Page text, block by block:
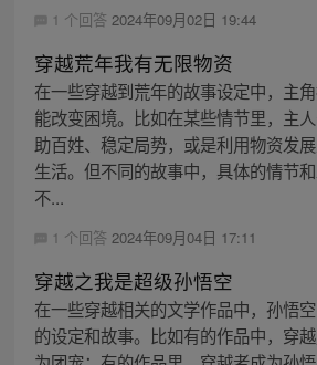
1 个回答 2024年09月02日 19:44
穿越荒年我有无限物资
在一些穿越到荒年的故事设定中，主
能改变困境。比如在某些情节里，主
助百姓、稳定局势，或是利用物资发
生活。但不同的故事中，具体的情节
不...
1 个回答 2024年09月04日 17:11
穿越之我是超级孙悟空
在一些穿越相关的文学作品中，孙悟
的设定和故事。比如有的作品中，穿